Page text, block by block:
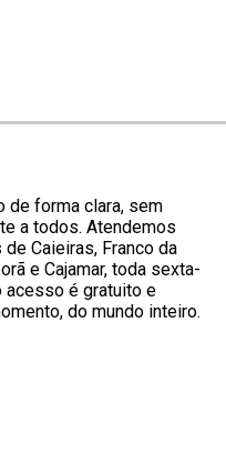
de forma clara, sem
a todos. Atendemos
Caieiras, Franco da
e Cajamar, toda sexta-
acesso é gratuito e
do mundo inteiro.